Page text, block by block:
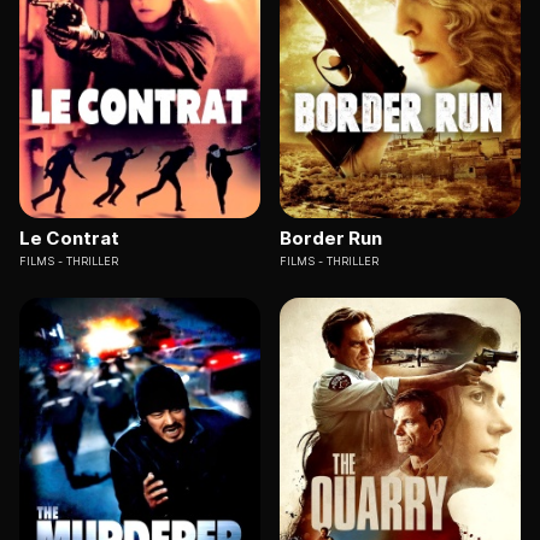
Le Contrat
FILMS THRILLER
Border Run
FILMS THRILLER